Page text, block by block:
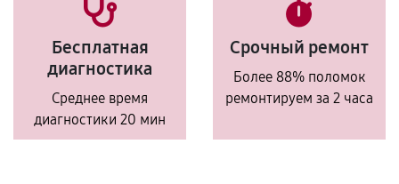
Бесплатная
диагностика
Среднее время
диагностики 20 мин
Срочный ремонт
Более 88% поломок
ремонтируем за 2 часа